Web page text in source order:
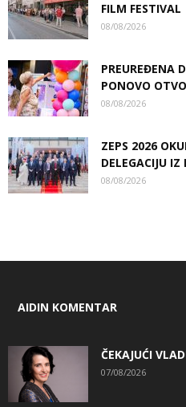
FILM FESTIVAL
08/08/2026
PREUREĐENA
PONOVO
08/08/2026
ZEPS 2026
DELEGACIJU IZ
08/08/2026
AIDIN KOMENTAR
ČEKAJUĆI
07/08/2026